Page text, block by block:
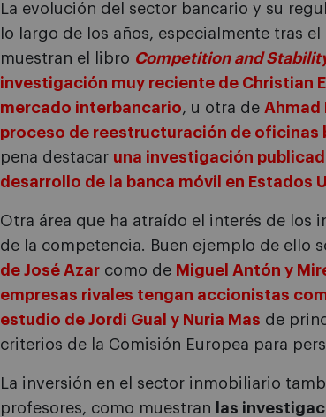
La evolución del sector bancario y su
lo largo de los años, especialmente tras
muestran el libro Competition and
investigación muy reciente de Christian
mercado interbancario, u otra de Ahmad
proceso de reestructuración de oficinas
pena destacar una investigación
desarrollo de la banca móvil en Estados
Otra área que ha atraído el interés de los
de la competencia. Buen ejemplo de ello
de José Azar como de Miguel Antón y
empresas rivales tengan accionistas
estudio de Jordi Gual y Nuria Mas de
criterios de la Comisión Europea para
La inversión en el sector inmobiliario
profesores, como muestran
las